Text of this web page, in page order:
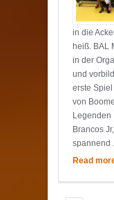
in die
heiß. BAL
in der
und
erste
von
Legenden
Brancos
spannend
Read